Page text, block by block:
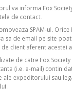
va informa Fox
de contact.
SPAM-ul.
sa de email pe site
client aferent acestei
de catre Fox
(i.e. e-mail) contin
expeditorului sau